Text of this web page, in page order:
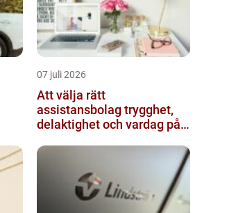
07 juli 2026
Att välja rätt
assistansbolag trygghet,
delaktighet och vardag på